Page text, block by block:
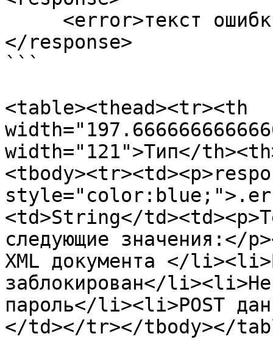
</response>
```
<table><thead><tr><th
width="121">Тип</
<td>String</
следующие значения:</
XML документа </
заблокирован</
пароль</li><li>POST
</td></tr></tbody></